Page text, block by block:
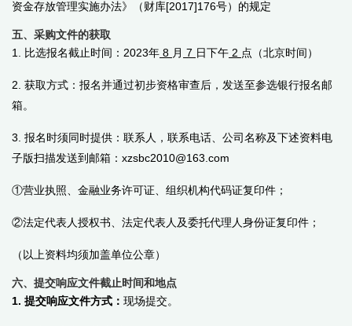
资金存放管理实施办法》（财库[2017]176号）的规定
五、采购文件的获取
1. 比选报名截止时间：2023年 8 月 7 日下午 2 点（北京时间）
2. 获取方式：报名并通过初步资格审查后，发送至参选银行报名邮
箱。
3. 报名时须同时提供：联系人，联系电话、公司名称及下述资料电
子版扫描发送到邮箱：xzsbc2010@163.com
①营业执照、金融业务许可证、组织机构代码证复印件；
②法定代表人授权书、法定代表人及委托代理人身份证复印件；
（以上资料均须加盖单位公章）
六、提交响应文件截止时间和地点
1. 提交响应文件方式： 现场提交。